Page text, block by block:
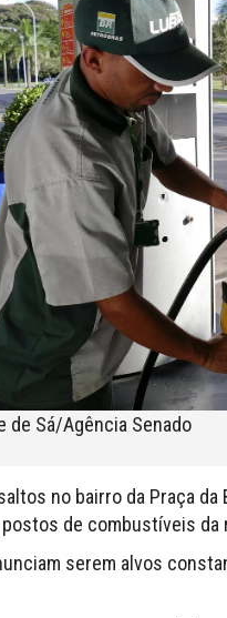
de Sá/Agência Senado
no bairro da Praça
de combustíveis da
serem alvos